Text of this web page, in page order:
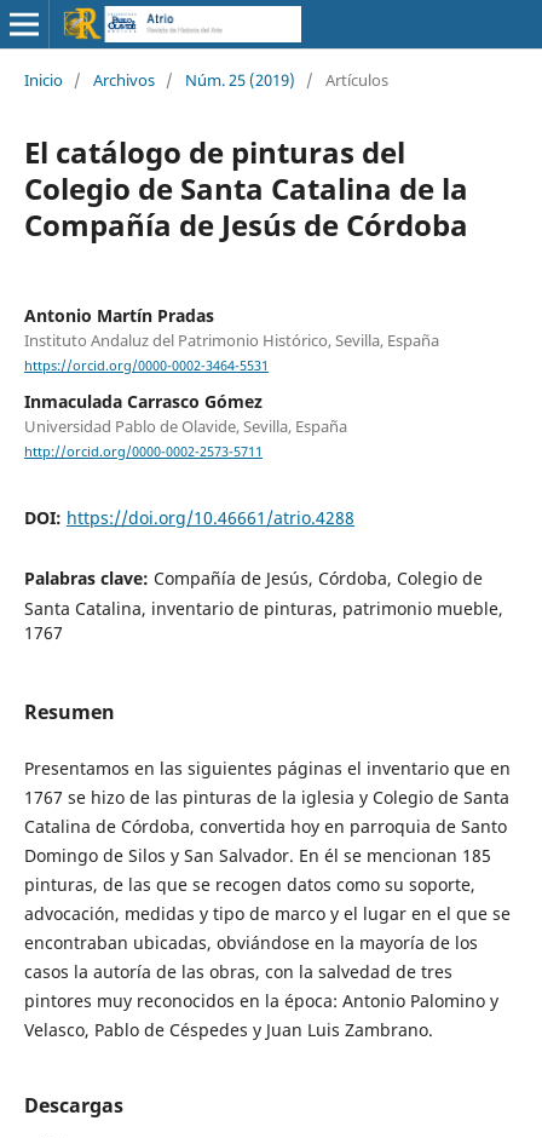
Inicio / Archivos / Núm. 25 (2019) / Artículos
El catálogo de pinturas del
Colegio de Santa Catalina de la
Compañía de Jesús de Córdoba
Antonio Martín Pradas
Instituto Andaluz del Patrimonio Histórico, Sevilla, España
https://orcid.org/0000-0002-3464-5531
Inmaculada Carrasco Gómez
Universidad Pablo de Olavide, Sevilla, España
http://orcid.org/0000-0002-2573-5711
DOI: https://doi.org/10.46661/atrio.4288
Palabras clave: Compañía de Jesús, Córdoba, Colegio de
Santa Catalina, inventario de pinturas, patrimonio mueble,
1767
Resumen
Presentamos en las siguientes páginas el inventario que en
1767 se hizo de las pinturas de la iglesia y Colegio de Santa
Catalina de Córdoba, convertida hoy en parroquia de Santo
Domingo de Silos y San Salvador. En él se mencionan 185
pinturas, de las que se recogen datos como su soporte,
advocación, medidas y tipo de marco y el lugar en el que se
encontraban ubicadas, obviándose en la mayoría de los
casos la autoría de las obras, con la salvedad de tres
pintores muy reconocidos en la época: Antonio Palomino y
Velasco, Pablo de Céspedes y Juan Luis Zambrano.
Descargas